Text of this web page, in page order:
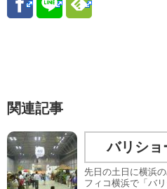
関連記事
バリショ
先日の土日に横浜
フィコ横浜で「バリ